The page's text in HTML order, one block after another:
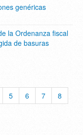
genéricas
la Ordenanza fiscal
de basuras
5 6 7
8